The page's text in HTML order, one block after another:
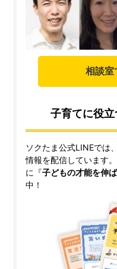
相談室
子育てに役
ソクたま公式LINEでは
情報を配信しています
に『子どもの才能を伸
中！